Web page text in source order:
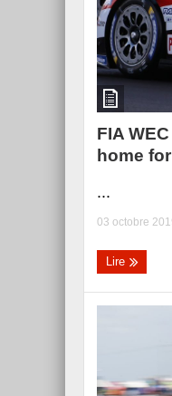
FIA
home
...
03 octobre
Lire